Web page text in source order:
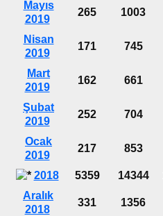
Mayıs
2019
265 1003
Nisan
2019
171 745
Mart
2019
162 661
Şubat
2019
252 704
Ocak
2019
217 853
2018 5359 14344
Aralık
2018
331 1356